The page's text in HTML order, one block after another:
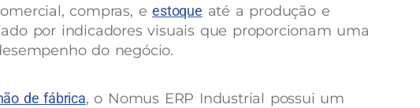
compras, eestoque até a produção e
por indicadores visuais que proporcionam uma
do negócio.
de fábrica, o Nomus ERP Industrial possui um